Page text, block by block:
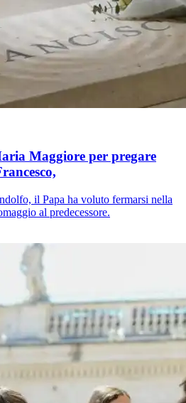
Maggiore per pregare
il Papa ha voluto fermarsi nella
al predecessore.